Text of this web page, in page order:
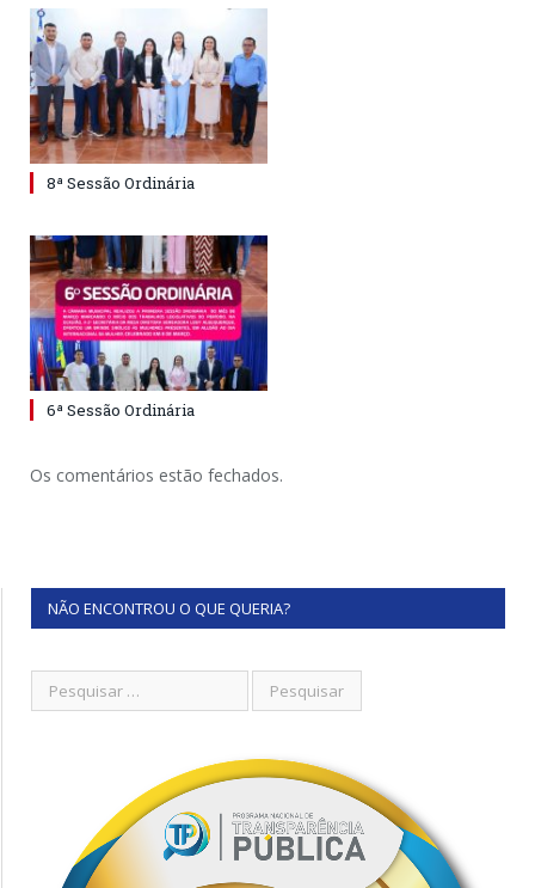
8ª Sessão Ordinária
6ª Sessão Ordinária
Os comentários estão fechados.
NÃO ENCONTROU O QUE QUERIA?